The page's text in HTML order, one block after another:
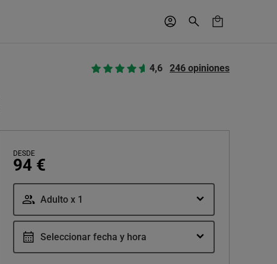
4,6 246 opiniones
DESDE
94 €
Adulto x 1
Seleccionar fecha y hora